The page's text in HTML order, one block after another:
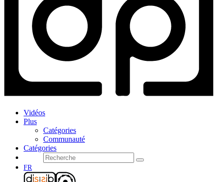
Vidéos
Plus
Catégories
Communauté
Catégories
FR